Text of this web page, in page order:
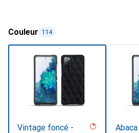
Couleur 114
Vintage foncé -